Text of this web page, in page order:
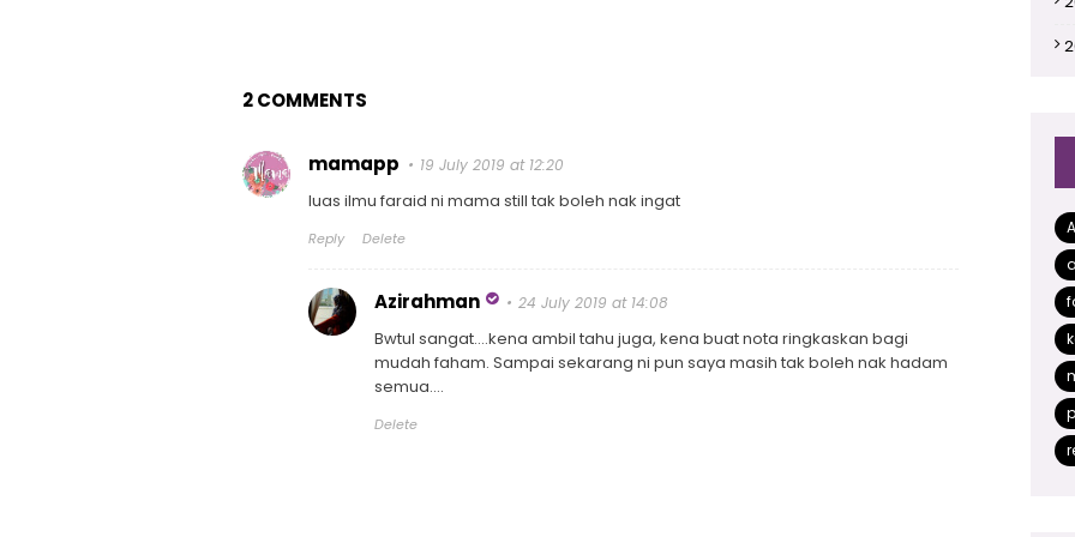
2 COMMENTS
mamapp 19 July 2019 at 12:20
luas ilmu faraid ni mama still tak boleh nak ingat
Reply Delete
Azirahman 24 July 2019 at 14:08
Bwtul sangat....kena ambil tahu juga, kena buat nota ringkaskan bagi
mudah faham. Sampai sekarang ni pun saya masih tak boleh nak hadam
semua....
Delete